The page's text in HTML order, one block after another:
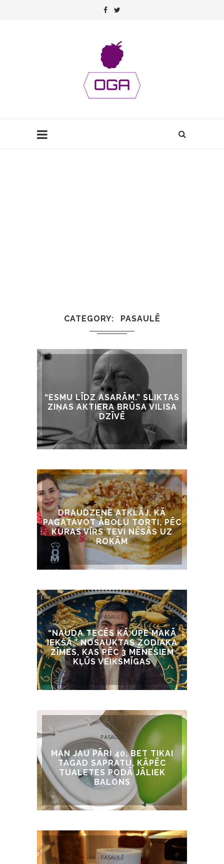
CATEGORY PASAULĒ
PASAULĒ
“ESMU LĪDZ ASARĀM.” SLIKTAS
ZIŅAS AKTIERA BRŪSA VILISA
DZĪVĒ
PASAULĒ
DRAUDZENE ATKLĀJ, KĀ
PAGATAVOT ĀBOLU TORTI, PĒC
KURAS VĪRS TEVI NĒSĀS UZ
ROKĀM
PASAULĒ
“NAUDA TECĒS KĀ UPE MAKĀ
IEKŠĀ.” NOSAUKTAS ZODIAKA
ZĪMES, KAS PĒC 3 MĒNEŠIEM
KĻŪS VEIKSMĪGAS
PASAULĒ
MAN JAU PĀRI 40, BET TIKAI
TAGAD SAPRATU, KĀPĒC
TUALETES PODĀ JĀLIEK
BALONS
PASAULĒ